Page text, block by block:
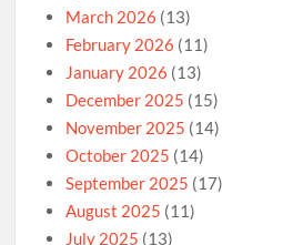
March 2026 (13)
February 2026 (11)
January 2026 (13)
December 2025 (15)
November 2025 (14)
October 2025 (14)
September 2025 (17)
August 2025 (11)
July 2025 (13)